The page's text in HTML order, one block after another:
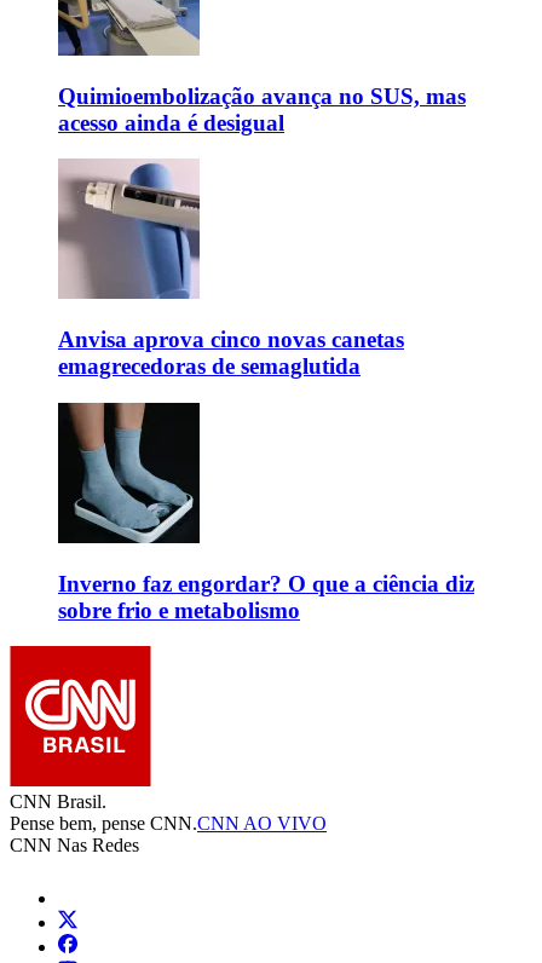
Quimioembolização avança no SUS, mas
acesso ainda é desigual
Anvisa aprova cinco novas canetas
emagrecedoras de semaglutida
Inverno faz engordar? O que a ciência diz
sobre frio e metabolismo
CNN Brasil.
Pense bem, pense CNN.CNN AO VIVO
CNN Nas Redes